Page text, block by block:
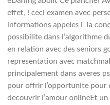
effet, ! ceci examen avec
informations appeles i la
possibilite dans l’algorithme
en relation avec des seniors
representation avec
principalement dans averes
pour offrir l’opportunite pour
decouvrir l’amour onlineEt